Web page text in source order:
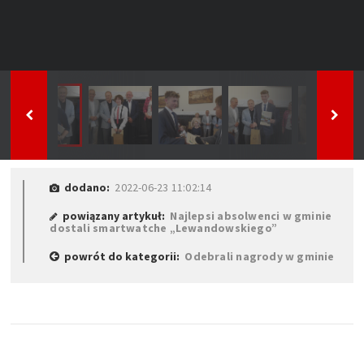
dodano: 2022-06-23 11:02:14
powiązany artykuł: Najlepsi absolwenci w gminie
dostali smartwatche „Lewandowskiego”
powrót do kategorii: Odebrali nagrody w gminie